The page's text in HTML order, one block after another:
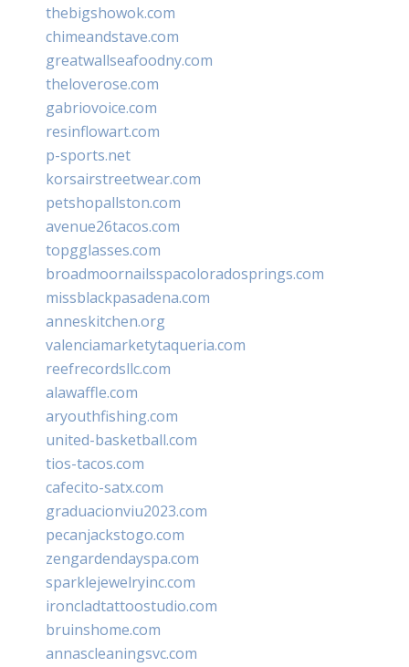
thebigshowok.com
chimeandstave.com
greatwallseafoodny.com
theloverose.com
gabriovoice.com
resinflowart.com
p-sports.net
korsairstreetwear.com
petshopallston.com
avenue26tacos.com
topgglasses.com
broadmoornailsspacoloradosprings.com
missblackpasadena.com
anneskitchen.org
valenciamarketytaqueria.com
reefrecordsllc.com
alawaffle.com
aryouthfishing.com
united-basketball.com
tios-tacos.com
cafecito-satx.com
graduacionviu2023.com
pecanjackstogo.com
zengardendayspa.com
sparklejewelryinc.com
ironcladtattoostudio.com
bruinshome.com
annascleaningsvc.com